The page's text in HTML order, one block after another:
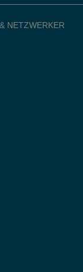
NETZWERKER